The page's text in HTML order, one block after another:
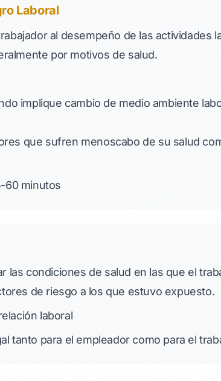
Laboral
al desempeño de las actividades
por motivos de salud.
implique cambio de medio ambiente
que sufren menoscabo de su salud
60 minutos
las condiciones de salud en las que el
de riesgo a los que estuvo expuesto.
laboral
tanto para el empleador como para el